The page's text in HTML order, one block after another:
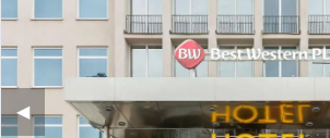
◀︎